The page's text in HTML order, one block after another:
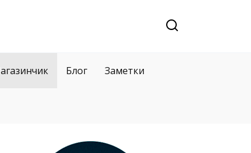
Блог Заметки